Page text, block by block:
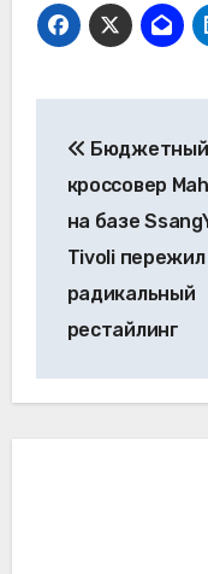
по
записям
Бюджетный
кроссовер
на базе
Tivoli пережил
радикальный
рестайлинг